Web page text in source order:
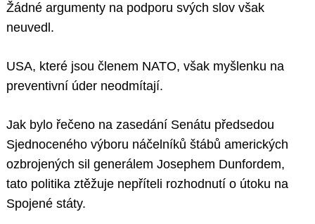
Žádné argumenty na podporu svých slov však
neuvedl.
USA, které jsou členem NATO, však myšlenku na
preventivní úder neodmítají.
Jak bylo řečeno na zasedání Senátu předsedou
Sjednoceného výboru náčelníků štábů amerických
ozbrojených sil generálem Josephem Dunfordem,
tato politika ztěžuje nepříteli rozhodnutí o útoku na
Spojené státy.